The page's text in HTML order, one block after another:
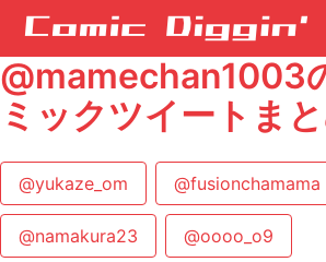
@mamechan1003
ミックツイートま
@yukaze_om @fusionchamama
@namakura23 @oooo_o9